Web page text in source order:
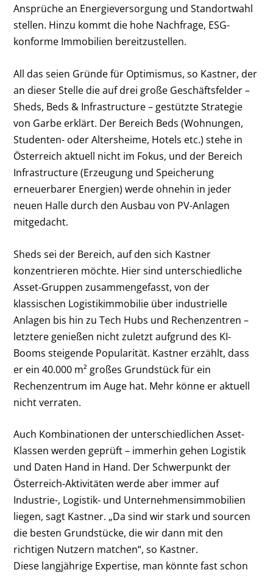
Ansprüche an Energieversorgung und Standortwahl
stellen. Hinzu kommt die hohe Nachfrage, ESG-
konforme Immobilien bereitzustellen.
All das seien Gründe für Optimismus, so Kastner, der
an dieser Stelle die auf drei große Geschäftsfelder –
Sheds, Beds & Infrastructure – gestützte Strategie
von Garbe erklärt. Der Bereich Beds (Wohnungen,
Studenten- oder Altersheime, Hotels etc.) stehe in
Österreich aktuell nicht im Fokus, und der Bereich
Infrastructure (Erzeugung und Speicherung
erneuerbarer Energien) werde ohnehin in jeder
neuen Halle durch den Ausbau von PV-Anlagen
mitgedacht.
Sheds sei der Bereich, auf den sich Kastner
konzentrieren möchte. Hier sind unterschiedliche
Asset-Gruppen zusammengefasst, von der
klassischen Logistikimmobilie über industrielle
Anlagen bis hin zu Tech Hubs und Rechenzentren –
letztere genießen nicht zuletzt aufgrund des KI-
Booms steigende Popularität. Kastner erzählt, dass
er ein 40.000 m² großes Grundstück für ein
Rechenzentrum im Auge hat. Mehr könne er aktuell
nicht verraten.
Auch Kombinationen der unterschiedlichen Asset-
Klassen werden geprüft – immerhin gehen Logistik
und Daten Hand in Hand. Der Schwerpunkt der
Österreich-Aktivitäten werde aber immer auf
Industrie-, Logistik- und Unternehmensimmobilien
liegen, sagt Kastner. „Da sind wir stark und sourcen
die besten Grundstücke, die wir dann mit den
richtigen Nutzern matchen“, so Kastner.
Diese langjährige Expertise, man könnte fast schon